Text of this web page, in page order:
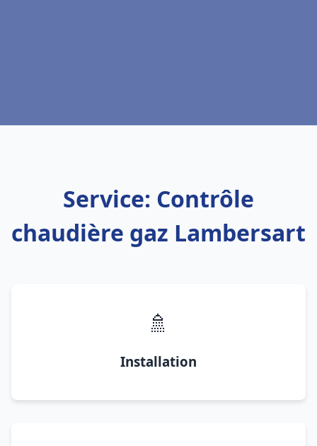
Service: Contrôle
chaudière gaz Lambersart
🚿
Installation